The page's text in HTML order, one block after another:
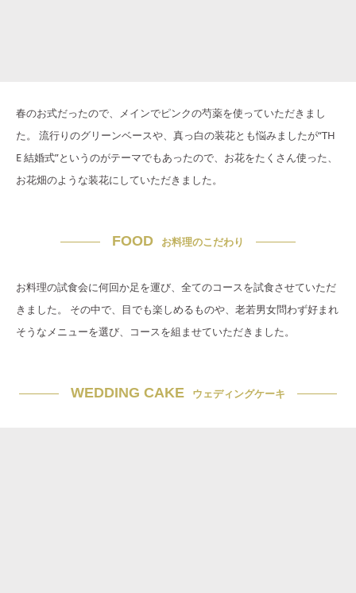
春のお式だったので、メインでピンクの芍薬を使っていただきまし
た。 流行りのグリーンベースや、真っ白の装花とも悩みましたが“TH
E 結婚式”というのがテーマでもあったので、お花をたくさん使った、
お花畑のような装花にしていただきました。
FOOD お料理のこだわり
お料理の試食会に何回か足を運び、全てのコースを試食させていただ
きました。 その中で、目でも楽しめるものや、老若男女問わず好まれ
そうなメニューを選び、コースを組ませていただきました。
WEDDING CAKE ウェディングケーキ